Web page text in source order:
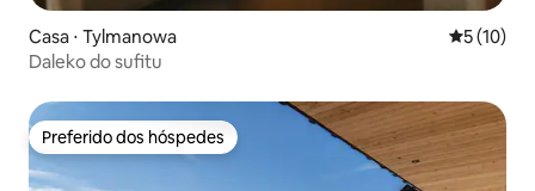
Casa ⋅ Tylmanowa 5 de uma
5 (10)
Daleko do sufitu
Preferido dos hóspedes
Preferido dos hóspedes